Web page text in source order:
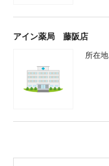
アイン薬局 藤阪店
所在地